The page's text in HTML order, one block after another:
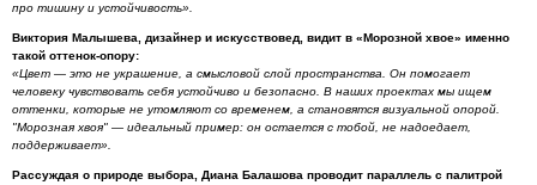
про тишину и устойчивость».
Виктория Малышева, дизайнер и искусствовед, видит в «Морозной хвое» именно
такой оттенок-опору:
«Цвет — это не украшение, а смысловой слой пространства. Он помогает
человеку чувствовать себя устойчиво и безопасно. В наших проектах мы ищем
оттенки, которые не утомляют со временем, а становятся визуальной опорой.
"Морозная хвоя" — идеальный пример: он остается с тобой, не надоедает,
поддерживает».
Рассуждая о природе выбора, Диана Балашова проводит параллель с палитрой